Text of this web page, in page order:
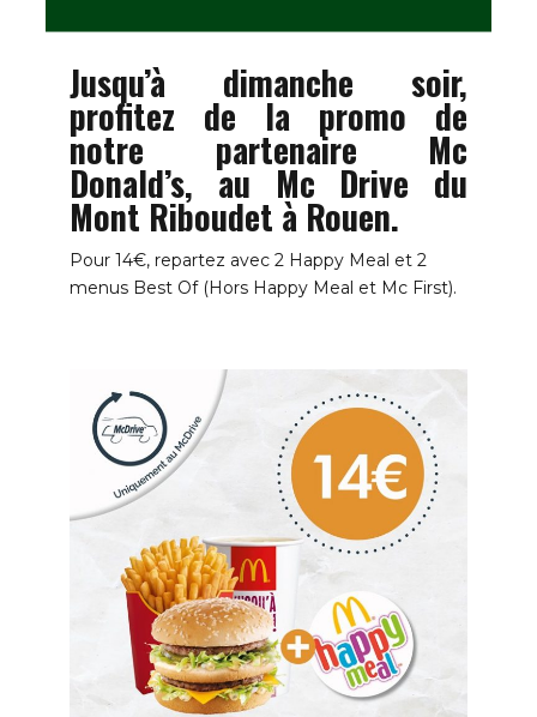
Jusqu’à dimanche soir,
profitez de la promo de
notre partenaire Mc
Donald’s,au Mc Drive du
Mont Riboudet à Rouen.
Pour 14€, repartez avec 2 Happy Meal et 2
menus Best Of (Hors Happy Meal et Mc First).